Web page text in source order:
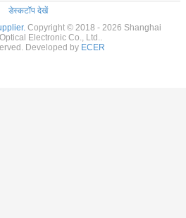
डेस्कटॉप देखें
Copyright © 2018 - 2026 Shanghai
Electronic Co., Ltd..
Developed by ECER